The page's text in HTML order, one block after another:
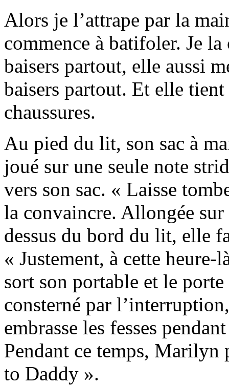
Alors je l’attrape par la
commence à batifoler. Je
baisers partout, elle aussi
baisers partout. Et elle
chaussures.
Au pied du lit, son sac à
joué sur une seule note
vers son sac. « Laisse
la convaincre. Allongée
dessus du bord du lit, elle
« Justement, à cette
sort son portable et le
consterné par
embrasse les fesses
Pendant ce temps, Marilyn
to Daddy ».